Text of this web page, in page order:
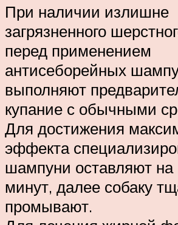
При наличии излишне
загрязненного
перед применением
антисеборейных
выполняют
купание с обычными
Для достижения
эффекта
шампуни оставляют
минут, далее собаку
промывают.